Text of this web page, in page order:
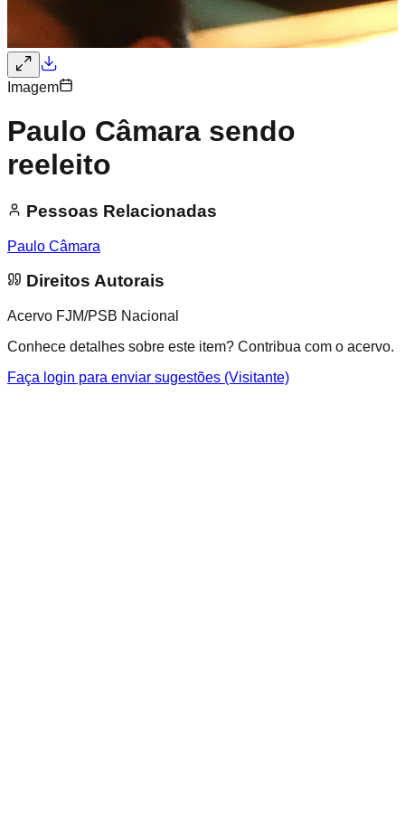
Imagem
Paulo Câmara sendo
reeleito
Pessoas Relacionadas
Paulo Câmara
Direitos Autorais
Acervo FJM/PSB Nacional
Conhece detalhes sobre este item? Contribua com o acervo.
Faça login para enviar sugestões (Visitante)